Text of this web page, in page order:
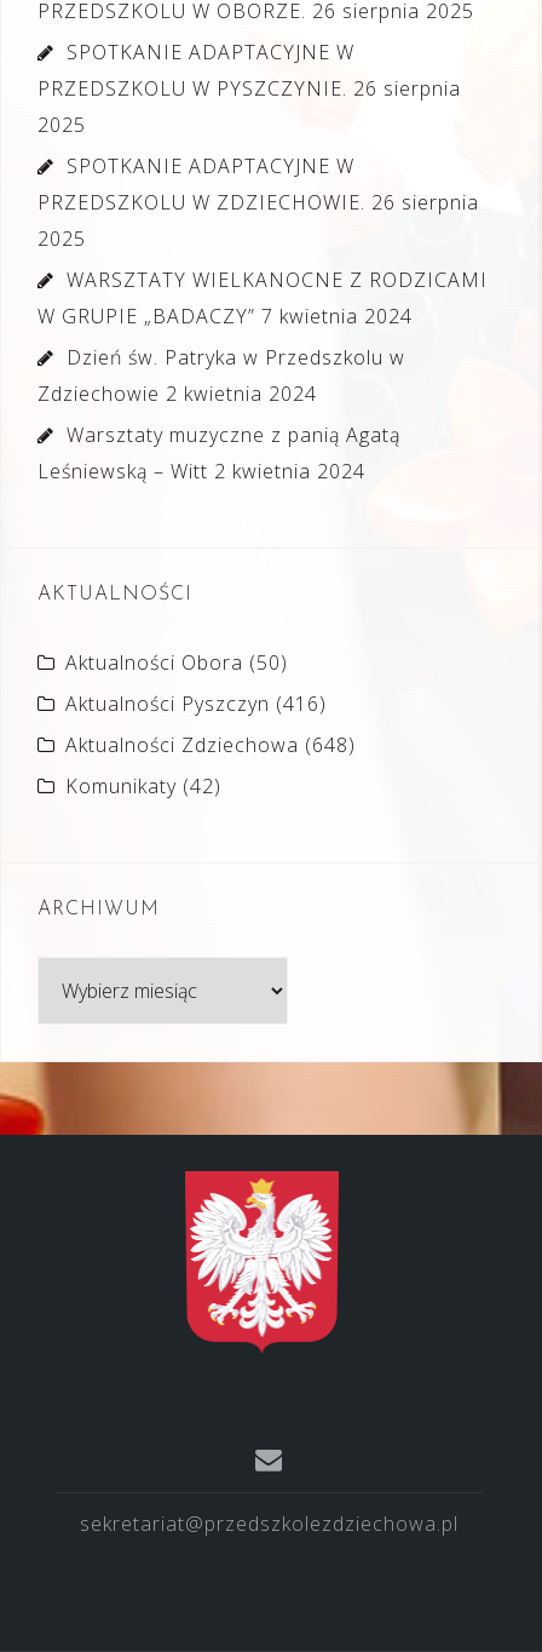
PRZEDSZKOLU W OBORZE. 26 sierpnia 2025
SPOTKANIE ADAPTACYJNE W
PRZEDSZKOLU W PYSZCZYNIE. 26 sierpnia
2025
SPOTKANIE ADAPTACYJNE W
PRZEDSZKOLU W ZDZIECHOWIE. 26 sierpnia
2025
WARSZTATY WIELKANOCNE Z RODZICAMI
W GRUPIE „BADACZY” 7 kwietnia 2024
Dzień św. Patryka w Przedszkolu w
Zdziechowie 2 kwietnia 2024
Warsztaty muzyczne z panią Agatą
Leśniewską – Witt 2 kwietnia 2024
AKTUALNOŚCI
Aktualności Obora (50)
Aktualności Pyszczyn (416)
Aktualności Zdziechowa (648)
Komunikaty (42)
ARCHIWUM
sekretariat@przedszkolezdziechowa.pl